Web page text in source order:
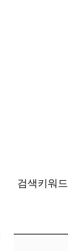
검색키워드